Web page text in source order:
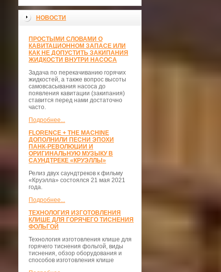
НОВОСТИ
ПРОСТЫМИ СЛОВАМИ О
КАВИТАЦИОННОМ ЗАПАСЕ ИЛИ
КАК НЕ ДОПУСТИТЬ ЗАКИПАНИЯ
ЖИДКОСТИ ВНУТРИ НАСОСА
Задача по перекачиванию горячих
жидкостей, а также вопрос высоты
самовсасывания насоса до
появления кавитации (закипания)
ставится перед нами достаточно
часто.
Подробнее...
FLORENCE + THE MACHINE
ДОПОЛНИЛИ ПЕСНИ ЭПОХИ
ПАНК-РЕВОЛЮЦИИ И
ОРИГИНАЛЬНУЮ МУЗЫКУ В
САУНДТРЕКЕ «КРУЭЛЛЫ»
Релиз двух саундтреков к фильму
«Круэлла» состоялся 21 мая 2021
года.
Подробнее...
ТЕХНОЛОГИЯ ИЗГОТОВЛЕНИЯ
КЛИШЕ ДЛЯ ГОРЯЧЕГО ТИСНЕНИЯ
ФОЛЬГОЙ
Технология изготовления клише для
горячего тиснения фольгой, виды
тиснения, обзор оборудования и
способов изготовления клише